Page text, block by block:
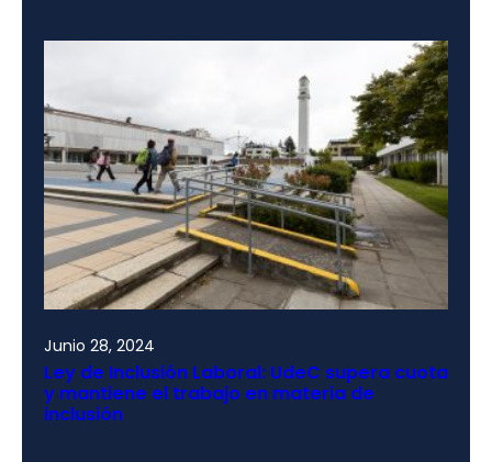
Junio 28, 2024
Ley de Inclusión Laboral: UdeC supera cuota
y mantiene el trabajo en materia de
inclusión